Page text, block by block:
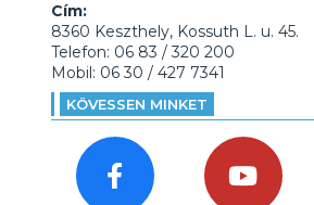
Cím:
8360 Keszthely, Kossuth L. u. 45.
Telefon: 06 83 / 320 200
Mobil: 06 30 / 427 7341
KÖVESSEN MINKET